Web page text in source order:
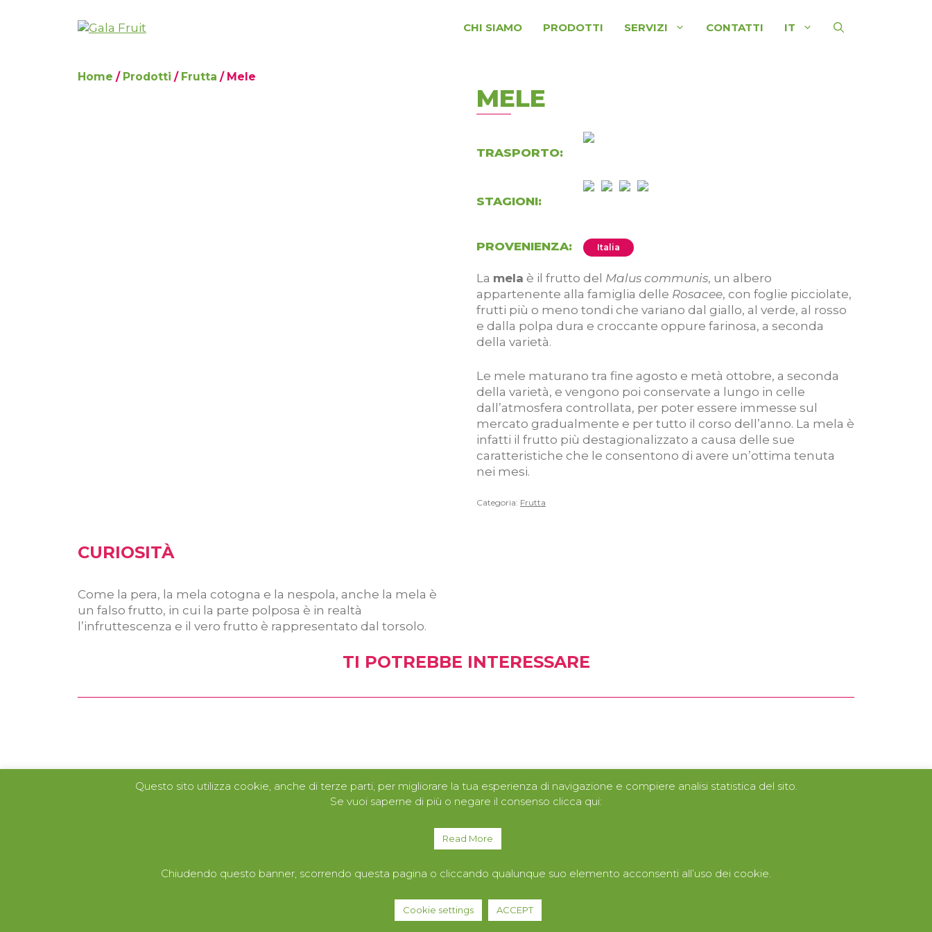
CHI SIAMO PRODOTTI SERVIZI CONTATTI IT
Home / Prodotti / Frutta / Mele
MELE
TRASPORTO:
STAGIONI:
PROVENIENZA: Italia
La mela è il frutto del Malus communis, un albero
appartenente alla famiglia delle Rosacee, con foglie picciolate,
frutti più o meno tondi che variano dal giallo, al verde, al rosso
e dalla polpa dura e croccante oppure farinosa, a seconda
della varietà.
Le mele maturano tra fine agosto e metà ottobre, a seconda
della varietà, e vengono poi conservate a lungo in celle
dall’atmosfera controllata, per poter essere immesse sul
mercato gradualmente e per tutto il corso dell’anno. La mela è
infatti il frutto più destagionalizzato a causa delle sue
caratteristiche che le consentono di avere un’ottima tenuta
nei mesi.
Categoria: Frutta
CURIOSITÀ
Come la pera, la mela cotogna e la nespola, anche la mela è
un falso frutto, in cui la parte polposa è in realtà
l’infruttescenza e il vero frutto è rappresentato dal torsolo.
TI POTREBBE INTERESSARE
Mercato Ortofrutticolo di Milano
SERVIZI
Questo sito utilizza cookie, anche di terze parti, per migliorare la tua esperienza di navigazione e compiere analisi statistica del sito.
Se vuoi saperne di più o negare il consenso clicca qui:
Read More
Chiudendo questo banner, scorrendo questa pagina o cliccando qualunque suo elemento acconsenti all’uso dei cookie.
Cookie settings ACCEPT